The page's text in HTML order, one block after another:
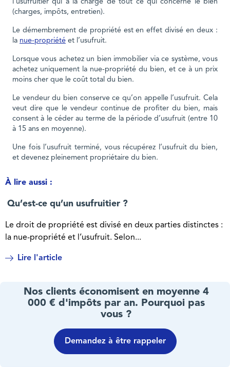
l’usufruitier qui a la charge de tout ce qui concerne le bien
(charges, impôts, entretien).
Le démembrement de propriété est en effet divisé en deux :
la nue-propriété et l’usufruit.
Lorsque vous achetez un bien immobilier via ce système, vous
achetez uniquement la nue-propriété du bien, et ce à un prix
moins cher que le coût total du bien.
Le vendeur du bien conserve ce qu’on appelle l’usufruit. Cela
veut dire que le vendeur continue de profiter du bien, mais
consent à le céder au terme de la période d’usufruit (entre 10
à 15 ans en moyenne).
Une fois l’usufruit terminé, vous récupérez l’usufruit du bien,
et devenez pleinement propriétaire du bien.
À lire aussi :
Qu’est-ce qu’un usufruitier ?
Le droit de propriété est divisé en deux parties distinctes :
la nue-propriété et l’usufruit. Selon...
Lire l'article
Nos clients économisent en moyenne 4
000 € d'impôts par an. Pourquoi pas
vous ?
Demandez à être rappeler